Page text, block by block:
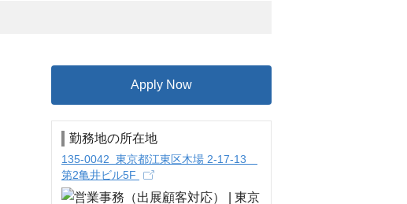
Apply Now
勤務地の所在地
135-0042 東京都江東区木場 2-17-13
第2亀井ビル5F